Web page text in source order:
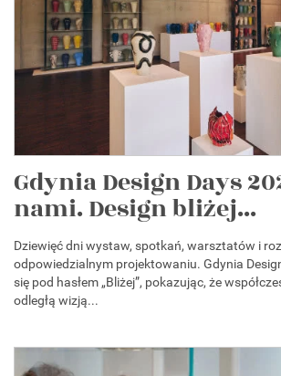
Gdynia Design Days
nami. Design bliżej...
Dziewięć dni wystaw, spotkań, warsztatów i
odpowiedzialnym projektowaniu. Gdynia
się pod hasłem „Bliżej”, pokazując, że
odległą wizją...